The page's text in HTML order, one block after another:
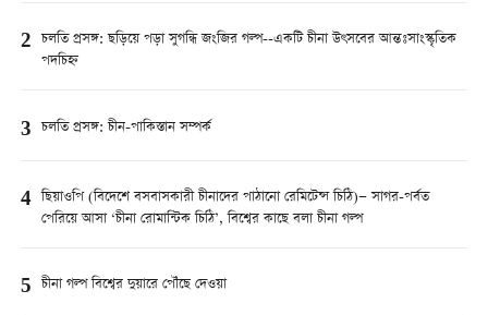
2 চলতি প্রসঙ্গ: ছড়িয়ে পড়া সুগন্ধি জংজির গল্প--একটি চীনা উৎসবের আন্তঃসাংস্কৃতিক
পদচিহ্ন
3 চলতি প্রসঙ্গ: চীন-পাকিস্তান সম্পর্ক
4 ছিয়াওপি (বিদেশে বসবাসকারী চীনাদের পাঠানো রেমিটেন্স চিঠি)— সাগর-পর্বত
পেরিয়ে আসা ‘চীনা রোমান্টিক চিঠি’, বিশ্বের কাছে বলা চীনা গল্প
5 চীনা গল্প বিশ্বের দুয়ারে পৌঁছে দেওয়া